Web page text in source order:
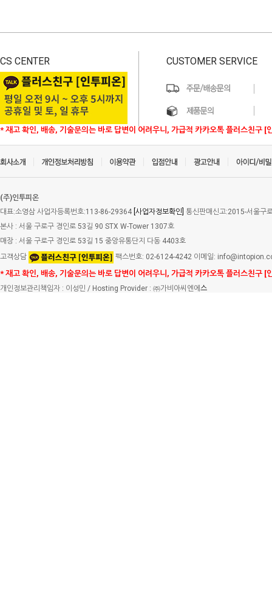
CS CENTER
* 재고 확인, 배송, 기술문의는 바로 답변이 어려우니, 가급적 카카오톡 플러스친구 [
CUSTOMER SERVICE
(주)인투피온
대표:소영삼 사업자등록번호:113-86-29364 [사업자정보확인] 통신판매신고:2015-서울구
본사 : 서울 구로구 경인로 53길 90 STX W-Tower 1307호
매장 : 서울 구로구 경인로 53길 15 중앙유통단지 다동 4403호
고객상담
팩스번호: 02-6124-4242 이메일:
* 재고 확인, 배송, 기술문의는 바로 답변이 어려우니, 가급적 카카오톡 플러스친구 [
개인정보관리책임자 : 이성민 / Hosting Provider : ㈜가비아씨엔에 스